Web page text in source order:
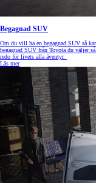
Begagnad SUV
Om du vill ha en begagnad SUV så
begagnad SUV från Toyota du väljer
redo för livets alla äventyr.
Läs mer